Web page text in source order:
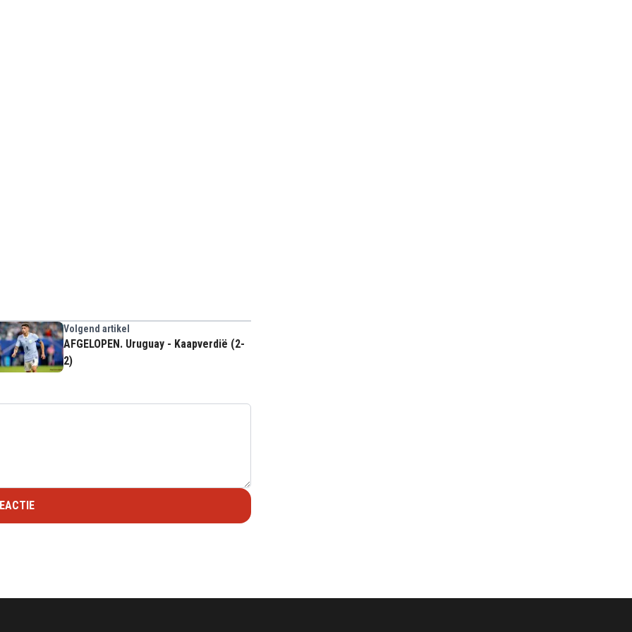
Volgend artikel
AFGELOPEN. Uruguay - Kaapverdië (2-
2)